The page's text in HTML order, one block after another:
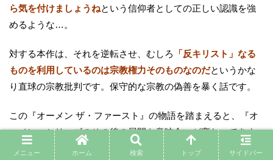
ら気を付けましょうねという信仰者としての正しい認識を強
めるような…。
対する本作は、それを逆転させ、むしろ
「反キリスト」なる
ものを利用しているのは宗教権力そのものなのだというかな
り直球の宗教批判です。保守的な宗教の偽善を暴く話です。
この『オーメン ザ・ファースト』の物語を踏まえると、『オ
ーメン』シリーズのその後の展開も意味合いが変わってきま
す。シリーズにてダミアンはどんどん権力に近づき、一応は1
メニュー ホーム 検索 トップ サイドバー